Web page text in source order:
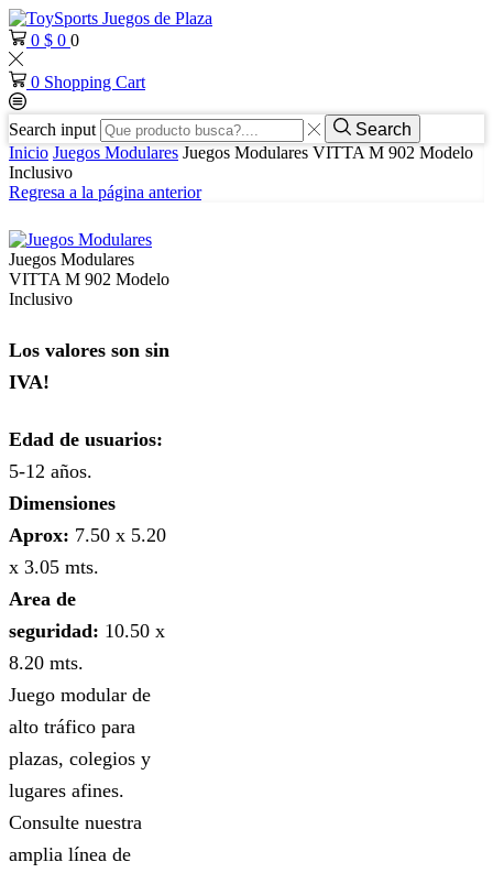
0 $ 0 0
0 Shopping Cart
Search input
Search
Inicio Juegos Modulares Juegos Modulares VITTA M 902 Modelo
Inclusivo
Regresa a la página anterior
Juegos Modulares
VITTA M 902 Modelo
Inclusivo
Los valores son sin
IVA!
Edad de usuarios:
5-12 años.
Dimensiones
Aprox: 7.50 x 5.20
x 3.05 mts.
Area de
seguridad: 10.50 x
8.20 mts.
Juego modular de
alto tráfico para
plazas, colegios y
lugares afines.
Consulte nuestra
amplia línea de